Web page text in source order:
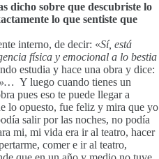
dicho sobre que descubriste lo
lo que sentiste que
interno, de decir: «Sí, está
física y emocional a lo bestia
estudia y hace una obra y dice:
Y luego cuando tienes un
pues eso te puede llegar a
lo opuesto, fue feliz y mira que yo
salir por las noches, no podía
mi, mi vida era ir al teatro, hacer
comer e ir al teatro,